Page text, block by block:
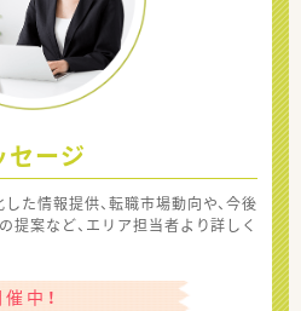
セージ
た情報提供、転職市場動向や、今後
提案など、エリア担当者より詳しく
中！